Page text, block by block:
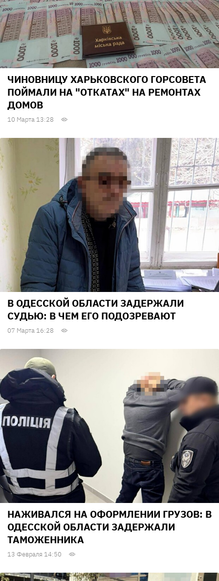
ЧИНОВНИЦУ ХАРЬКОВСКОГО ГОРСОВЕТА
ПОЙМАЛИ НА "ОТКАТАХ" НА РЕМОНТАХ
ДОМОВ
10 Марта 13:28
В ОДЕССКОЙ ОБЛАСТИ ЗАДЕРЖАЛИ
СУДЬЮ: В ЧЕМ ЕГО ПОДОЗРЕВАЮТ
07 Марта 16:28
НАЖИВАЛСЯ НА ОФОРМЛЕНИИ ГРУЗОВ: В
ОДЕССКОЙ ОБЛАСТИ ЗАДЕРЖАЛИ
ТАМОЖЕННИКА
13 Февраля 14:50